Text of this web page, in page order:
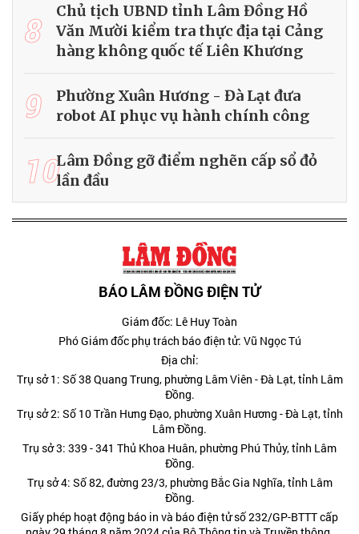
8
Chủ tịch UBND tỉnh Lâm Đồng Hồ
Văn Mười kiểm tra thực địa tại Cảng
hàng không quốc tế Liên Khương
9
Phường Xuân Hương - Đà Lạt đưa
robot AI phục vụ hành chính công
10Lâm Đồng gỡ điểm nghẽn cấp sổ đỏ
lần đầu
BÁO LÂM ĐỒNG ĐIỆN TỬ
Giám đốc: Lê Huy Toàn
Phó Giám đốc phụ trách báo điện tử: Vũ Ngọc Tú
Địa chỉ:
Trụ sở 1: Số 38 Quang Trung, phường Lâm Viên - Đà Lạt, tỉnh Lâm
Đồng.
Trụ sở 2: Số 10 Trần Hưng Đạo, phường Xuân Hương - Đà Lạt, tỉnh
Lâm Đồng.
Trụ sở 3: 339 - 341 Thủ Khoa Huân, phường Phú Thủy, tỉnh Lâm
Đồng.
Trụ sở 4: Số 82, đường 23/3, phường Bắc Gia Nghĩa, tỉnh Lâm
Đồng.
Giấy phép hoạt động báo in và báo điện tử số 232/GP-BTTT cấp